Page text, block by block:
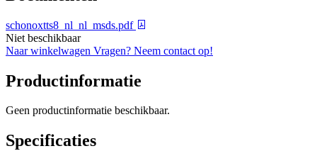
schonoxtts8_nl_nl_msds.pdf
Niet beschikbaar
Naar winkelwagen Vragen? Neem contact op!
Productinformatie
Geen productinformatie beschikbaar.
Specificaties